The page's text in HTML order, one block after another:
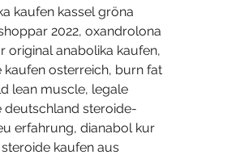
kaufen kassel gröna
2022, oxandrolona
original anabolika kaufen,
kaufen osterreich, burn fat
lean muscle, legale
deutschland steroide-
erfahrung, dianabol kur
kaufen aus